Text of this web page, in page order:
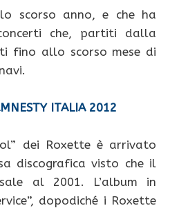
scorso anno, e che ha
che, partiti dalla
fino allo scorso mese di
ITALIA 2012
dei Roxette è arrivato
discografica visto che il
al 2001. L’album in
dopodiché i Roxette